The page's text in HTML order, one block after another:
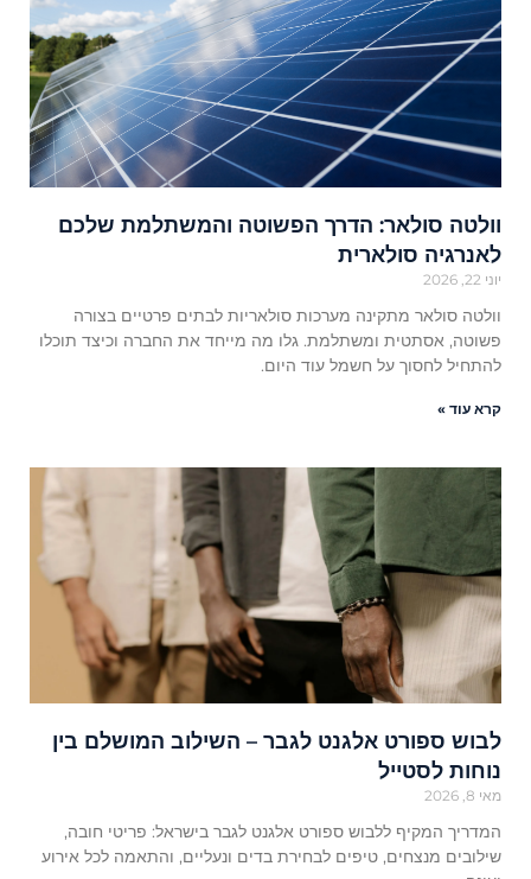
וולטה סולאר: הדרך הפשוטה והמשתלמת שלכם
לאנרגיה סולארית
יוני 22, 2026
וולטה סולאר מתקינה מערכות סולאריות לבתים פרטיים בצורה
פשוטה, אסתטית ומשתלמת. גלו מה מייחד את החברה וכיצד תוכלו
להתחיל לחסוך על חשמל עוד היום.
קרא עוד »
לבוש ספורט אלגנט לגבר – השילוב המושלם בין
נוחות לסטייל
מאי 8, 2026
המדריך המקיף ללבוש ספורט אלגנט לגבר בישראל: פריטי חובה,
שילובים מנצחים, טיפים לבחירת בדים ונעליים, והתאמה לכל אירוע